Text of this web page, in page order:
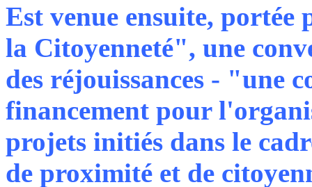
Est venue ensuite,
la Citoyenneté", une
des réjouissances - "une
financement pour
projets initiés dans le
de proximité et de